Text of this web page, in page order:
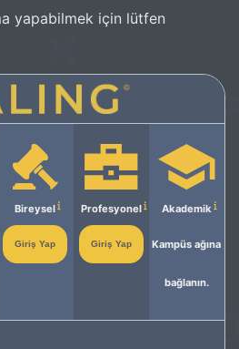
yapabilmek için lütfen
Bireysel
Giriş Yap
Profesyonel
Giriş Yap
Akademik
Kampüs ağına
bağlanın.